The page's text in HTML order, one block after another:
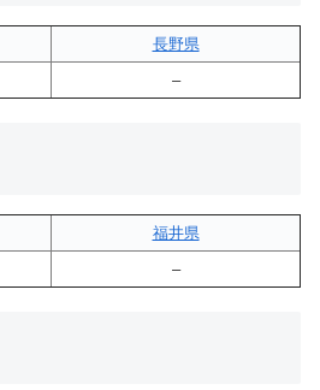
長野県
–
福井県
–